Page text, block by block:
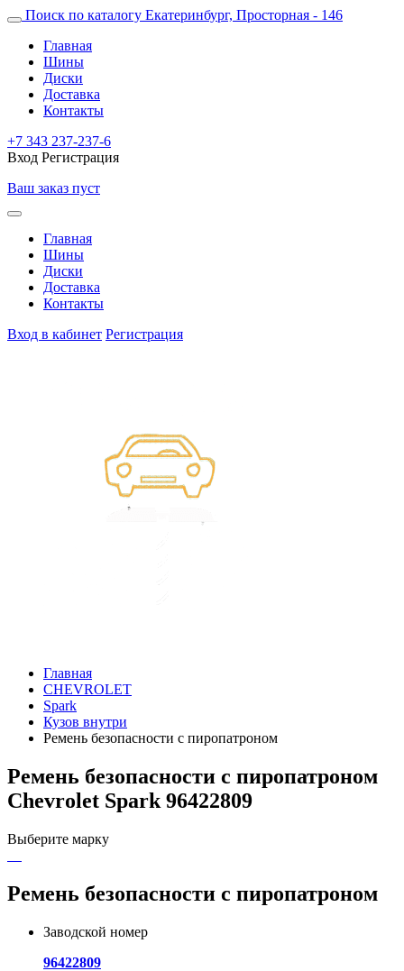
Поиск по каталогу Екатеринбург, Просторная - 146
Главная
Шины
Диски
Доставка
Контакты
+7 343 237-237-6
Вход Регистрация
Ваш заказ пуст
Главная
Шины
Диски
Доставка
Контакты
Вход в кабинет Регистрация
Главная
CHEVROLET
Spark
Кузов внутри
Ремень безопасности с пиропатроном
Ремень безопасности с пиропатроном
Chevrolet Spark 96422809
Выберите марку
Ремень безопасности с пиропатроном
Заводской номер
96422809